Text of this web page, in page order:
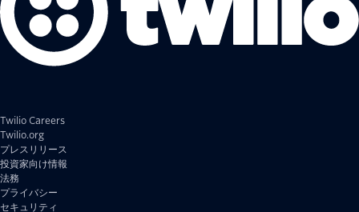
Twilio Careers
Twilio.org
プレスリリース
投資家向け情報
法務
プライバシー
セキュリティ